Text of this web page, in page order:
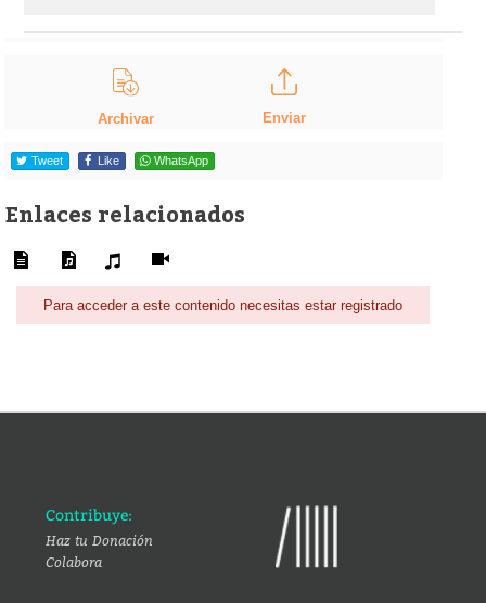
Archivar Enviar
Tweet Like WhatsApp
Enlaces relacionados
Para acceder a este contenido necesitas estar registrado
Contribuye:
Haz tu Donación
Colabora